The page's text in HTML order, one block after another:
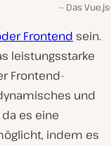
Das
Frontend sein.
leistungsstarke
Frontend-
und
es eine
indem es